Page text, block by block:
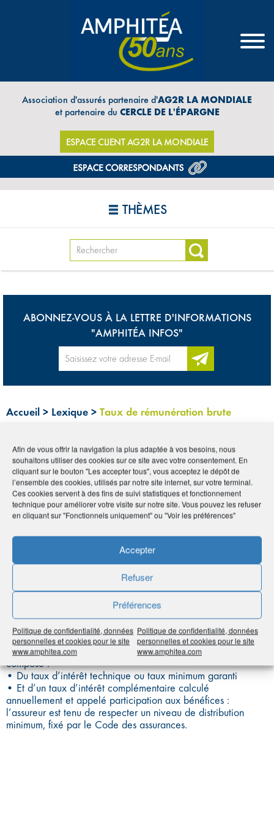
Afin de vous offrir la navigation la plus adaptée à vos besoins, nous
souhaitons utiliser des cookies sur ce site avec votre consentement. En
cliquant sur le bouton "Les accepter tous", vous acceptez le dépôt de
l’ensemble des cookies, utilisés par notre site internet, sur votre terminal.
Ces cookies servent à des fins de suivi statistiques et fonctionnement
technique pour améliorer votre visite sur notre site. Vous pouvez les refuser
en cliquant sur "Fonctionnels uniquement" ou "Voir les préférences"
Accepter
Refuser
Préférences
Politique de confidentialité, données
personnelles et cookies pour le site
www.amphitea.com
Politique de confidentialité, données
personnelles et cookies pour le site
www.amphitea.com
Association d'assurés partenaire d'AG2R LA MONDIALE
et partenaire du CERCLE DE L'ÉPARGNE
ESPACE CLIENT AG2R LA MONDIALE
THÈMES
ABONNEZ-VOUS À LA LETTRE D'INFORMATIONS
"AMPHITÉA INFOS"
Accueil > Lexique > Taux de rémunération brute
Tous 0-9 A B C D E F G H
J
K L M N O P Q R S T
U
V
W X Y Z
TAUX DE
RÉMUNÉRATION
BRUTE
Il correspond à la rémunération annuelle d’un contrat et se
compose :
• Du taux d’intérêt technique ou taux minimum garanti
• Et d’un taux d’intérêt complémentaire calculé
annuellement et appelé participation aux bénéfices :
l’assureur est tenu de respecter un niveau de distribution
minimum, fixé par le Code des assurances.